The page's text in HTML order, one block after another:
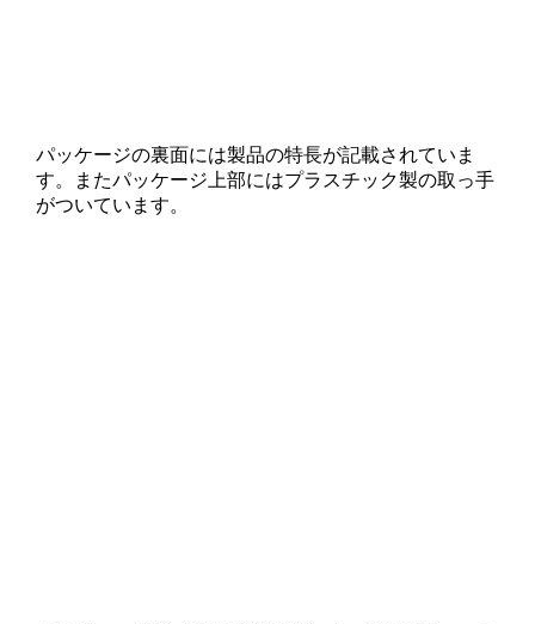
パッケージの裏面には製品の特長が記載されていま
す。またパッケージ上部にはプラスチック製の取っ手
がついています。